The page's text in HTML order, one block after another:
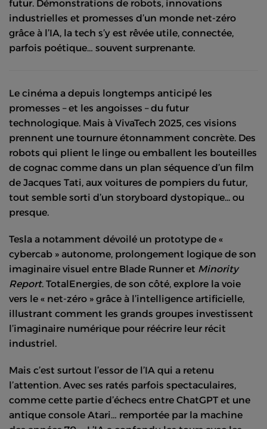
futur. Démonstrations de robots, innovations
industrielles et promesses d’un monde net-zéro
grâce à l’IA, la tech s’y est rêvée utile, connectée,
parfois poétique… souvent surprenante.
Le cinéma a depuis longtemps anticipé les
promesses – et les angoisses – du futur
technologique. Mais à VivaTech 2025, ces visions
prennent une tournure étonnamment concrète. Des
robots qui plient le linge ou emballent les bouteilles
de cognac comme dans un plan séquence d’un film
de Jacques Tati, aux voitures de pompiers du futur,
tout semble sorti d’un storyboard dystopique... ou
presque.
Tesla a notamment dévoilé un prototype de «
cybercab » autonome, prolongement logique de son
imaginaire visuel entre Blade Runner et Minority
Report. TotalEnergies, de son côté, explore la voie
vers le « net-zéro » grâce à l’intelligence artificielle,
illustrant comment les grands groupes investissent
l’imaginaire numérique pour réécrire leur récit
industriel.
Mais c’est surtout l’essor de l’IA qui a retenu
l’attention. Avec ses ratés parfois spectaculaires,
comme cette partie d’échecs entre ChatGPT et une
antique console Atari… remportée par la machine